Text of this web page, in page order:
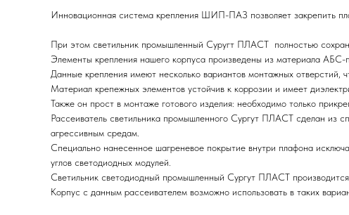
Инновационная система крепления ШИП-ПАЗ позволяет закрепить
При этом светильник промышленный Суругт ПЛАСТ полностью
Элементы крепления нашего корпуса произведены из материала АБС-
Данные крепления имеют несколько вариантов монтажных отверстий,
Материал крепежных элементов устойчив к коррозии и имеет
Также он прост в монтаже готового изделия: необходимо только
Рассеиватель светильника промышленного Сургут ПЛАСТ сделан из
агрессивным средам.
Специально нанесенное шагреневое покрытие внутри плафона
углов светодиодных модулей.
Светильник светодиодный промышленный Сургут ПЛАСТ
Корпус с данным рассеивателем возможно использовать в таких